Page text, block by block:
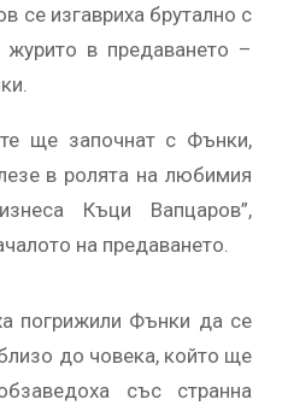
се изгавриха брутално с
в предаването –
ще започнат с Фънки,
в ролята на любимия
Къци Вапцаров”,
на предаването.
погрижили Фънки да се
до човека, който ще
със странна